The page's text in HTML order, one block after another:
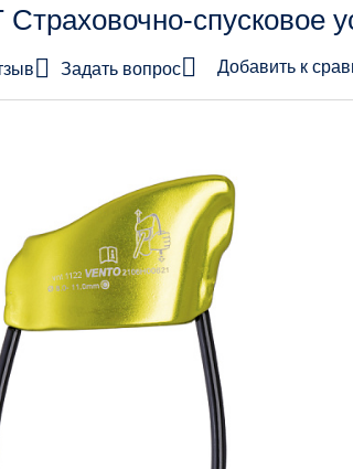
спусковое
Задать вопрос Добавить к